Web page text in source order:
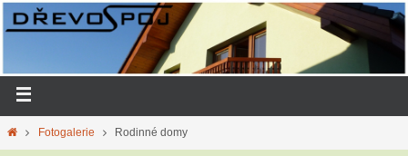
Fotogalerie Rodinné domy